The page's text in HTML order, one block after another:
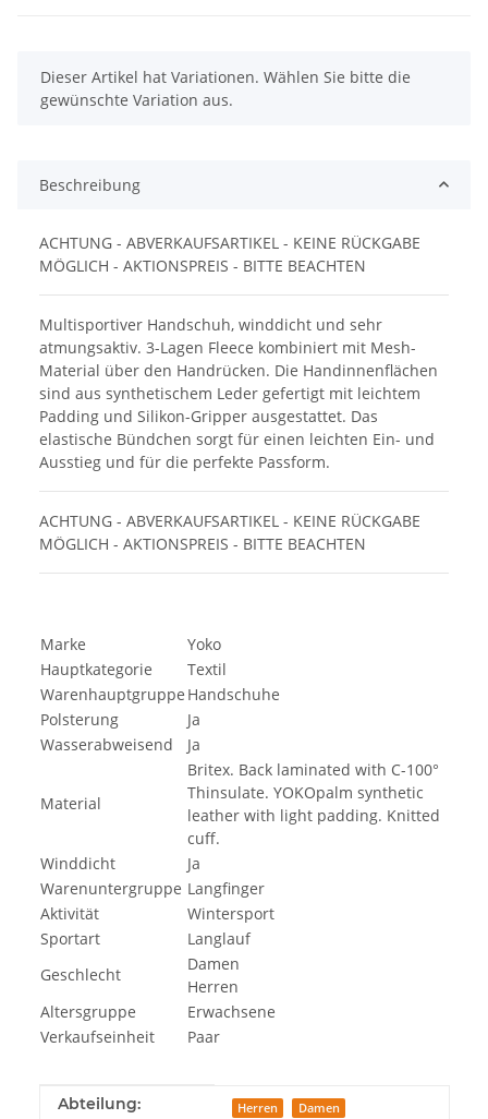
x
Dieser Artikel hat Variationen. Wählen Sie bitte die
gewünschte Variation aus.
Beschreibung
ACHTUNG - ABVERKAUFSARTIKEL - KEINE RÜCKGABE
MÖGLICH - AKTIONSPREIS - BITTE BEACHTEN
Multisportiver Handschuh, winddicht und sehr
atmungsaktiv. 3-Lagen Fleece kombiniert mit Mesh-
Material über den Handrücken. Die Handinnenflächen
sind aus synthetischem Leder gefertigt mit leichtem
Padding und Silikon-Gripper ausgestattet. Das
elastische Bündchen sorgt für einen leichten Ein- und
Ausstieg und für die perfekte Passform.
ACHTUNG - ABVERKAUFSARTIKEL - KEINE RÜCKGABE
MÖGLICH - AKTIONSPREIS - BITTE BEACHTEN
Marke
Yoko
Hauptkategorie
Textil
Warenhauptgruppe Handschuhe
Polsterung
Ja
Wasserabweisend
Ja
Material
Britex. Back laminated with C-100°
Thinsulate. YOKOpalm synthetic
leather with light padding. Knitted
cuff.
Winddicht
Ja
Warenuntergruppe Langfinger
Aktivität
Wintersport
Sportart
Langlauf
Geschlecht
Damen
Herren
Altersgruppe
Erwachsene
Verkaufseinheit
Paar
Produkteigenschaft
Wert
Abteilung: Herren Damen